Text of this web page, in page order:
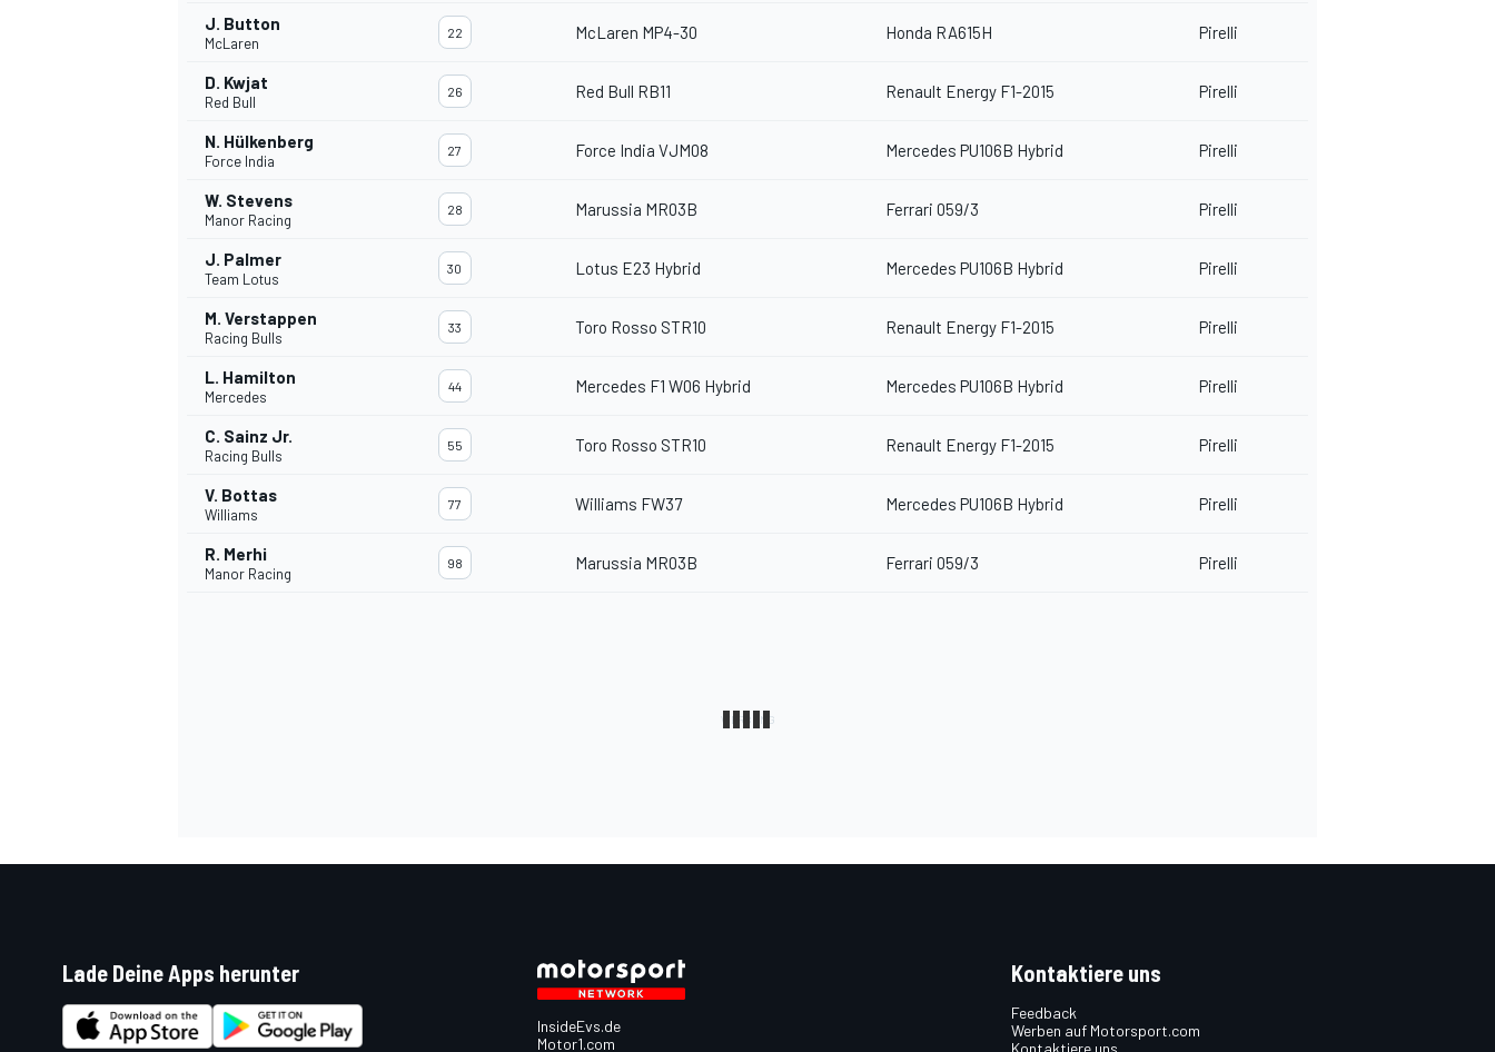
J. Button
McLaren
22 McLaren MP4-30 Honda RA615H Pirelli
D. Kwjat
Red Bull
26 Red Bull RB11 Renault Energy F1-2015 Pirelli
N. Hülkenberg
Force India
27 Force India VJM08 Mercedes PU106B Hybrid Pirelli
W. Stevens
Manor Racing
28 Marussia MR03B Ferrari 059/3 Pirelli
J. Palmer
Team Lotus
30 Lotus E23 Hybrid Mercedes PU106B Hybrid Pirelli
M. Verstappen
Racing Bulls
33 Toro Rosso STR10 Renault Energy F1-2015 Pirelli
L. Hamilton
Mercedes
44 Mercedes F1 W06 Hybrid Mercedes PU106B Hybrid Pirelli
C. Sainz Jr.
Racing Bulls
55 Toro Rosso STR10 Renault Energy F1-2015 Pirelli
V. Bottas
Williams
77 Williams FW37 Mercedes PU106B Hybrid Pirelli
R. Merhi
Manor Racing
98 Marussia MR03B Ferrari 059/3 Pirelli
Lade Deine Apps herunter
InsideEvs.de
Motor1.com
Kontaktiere uns
Feedback
Werben auf Motorsport.com
Kontaktiere uns